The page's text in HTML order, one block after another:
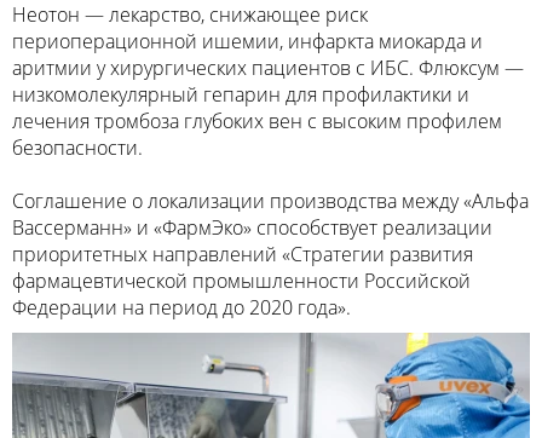
Неотон — лекарство, снижающее риск
периоперационной ишемии, инфаркта миокарда и
аритмии у хирургических пациентов с ИБС. Флюксум —
низкомолекулярный гепарин для профилактики и
лечения тромбоза глубоких вен с высоким профилем
безопасности.
Соглашение о локализации производства между «Альфа
Вассерманн» и «ФармЭко» способствует реализации
приоритетных направлений «Стратегии развития
фармацевтической промышленности Российской
Федерации на период до 2020 года».